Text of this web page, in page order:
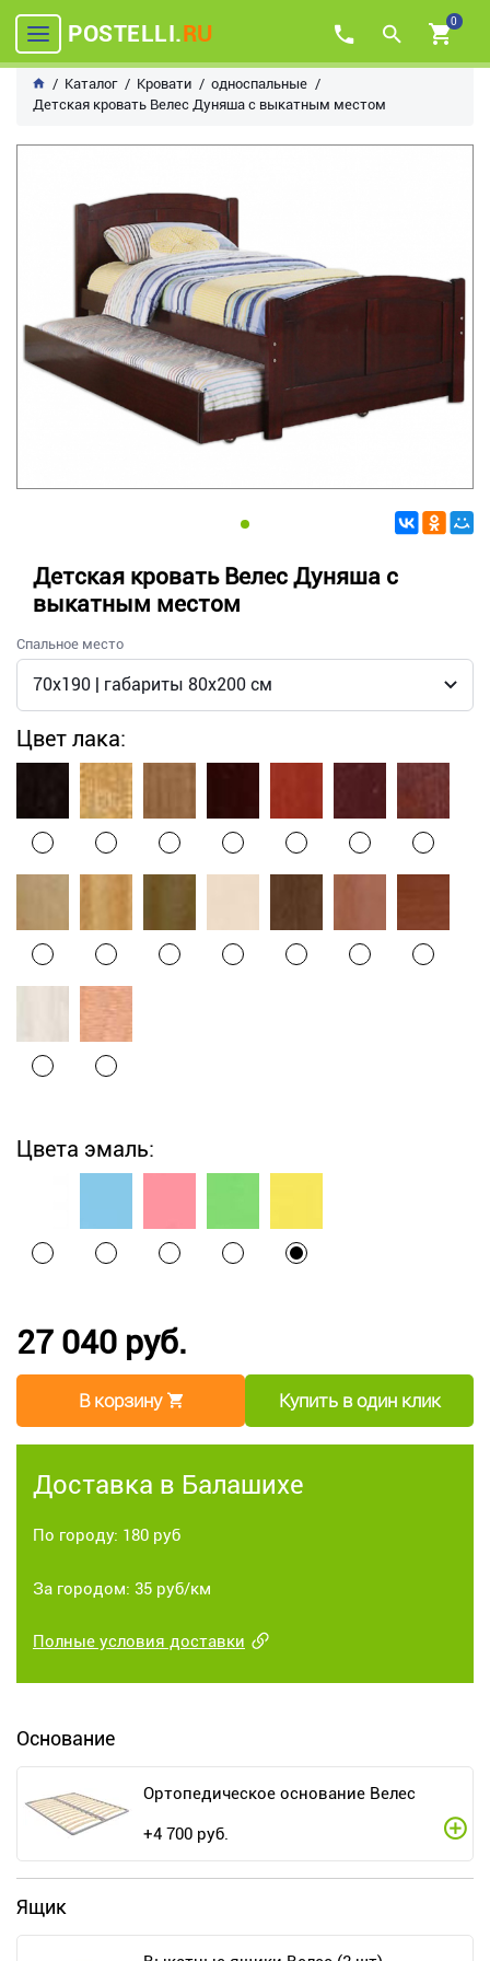
POSTELLI.RU 0
Каталог Кровати
односпальные
Детская кровать Велес Дуняша с выкатным местом
Детская кровать Велес Дуняша с
выкатным местом
Спальное место
Цвет лака:
Цвета эмаль:
27 040 руб.
В корзину Купить в один клик
Доставка в Балашихе
По городу: 180 руб
За городом: 35 руб/км
Полные условия доставки
Основание
Ортопедическое основание Велес
+4 700 руб.
Ящик